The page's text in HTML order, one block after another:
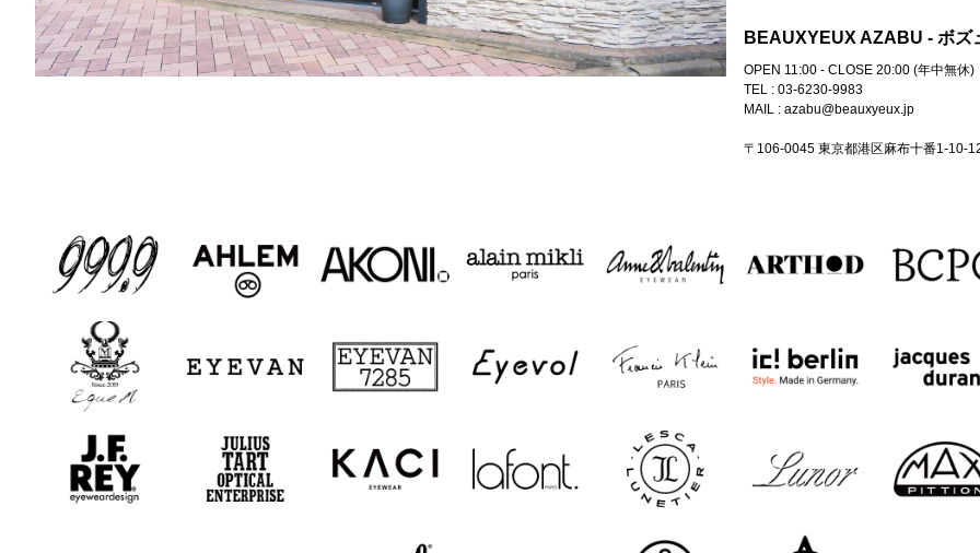
BEAUXYEUX AZABU - ボズ
OPEN 11:00 - CLOSE 20:00 (年中無休)
TEL : 03-6230-9983
MAIL : azabu@beauxyeux.jp
〒106-0045 東京都港区麻布十番1-10-